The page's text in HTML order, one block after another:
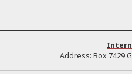
Address: Box 7429